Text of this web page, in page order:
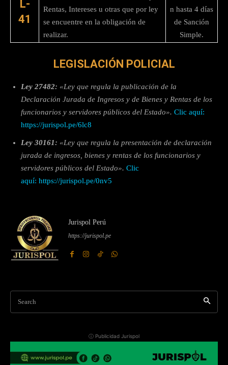
L-
41
Rentas, Intereses u otras que por ley
se encuentre en la obligación de
realizar.
n hasta 4 días
de Sanción
Simple.
LEGISLACIÓN POLICIAL
Ley 27482: «Ley que regula la publicación de la
Declaración Jurada de Ingresos y de Bienes y Rentas de los
funcionarios y servidores públicos del Estado». Clic aquí:
https://jurispol.pe/6lc8
Ley 30161: «Ley que regula la presentación de declaración
jurada de ingresos, bienes y rentas de los funcionarios y
servidores públicos del Estado». Clic
aquí: https://jurispol.pe/0nv5
Jurispol Perú
https://jurispol.pe
Search
ⓘ Publicidad Jurispol